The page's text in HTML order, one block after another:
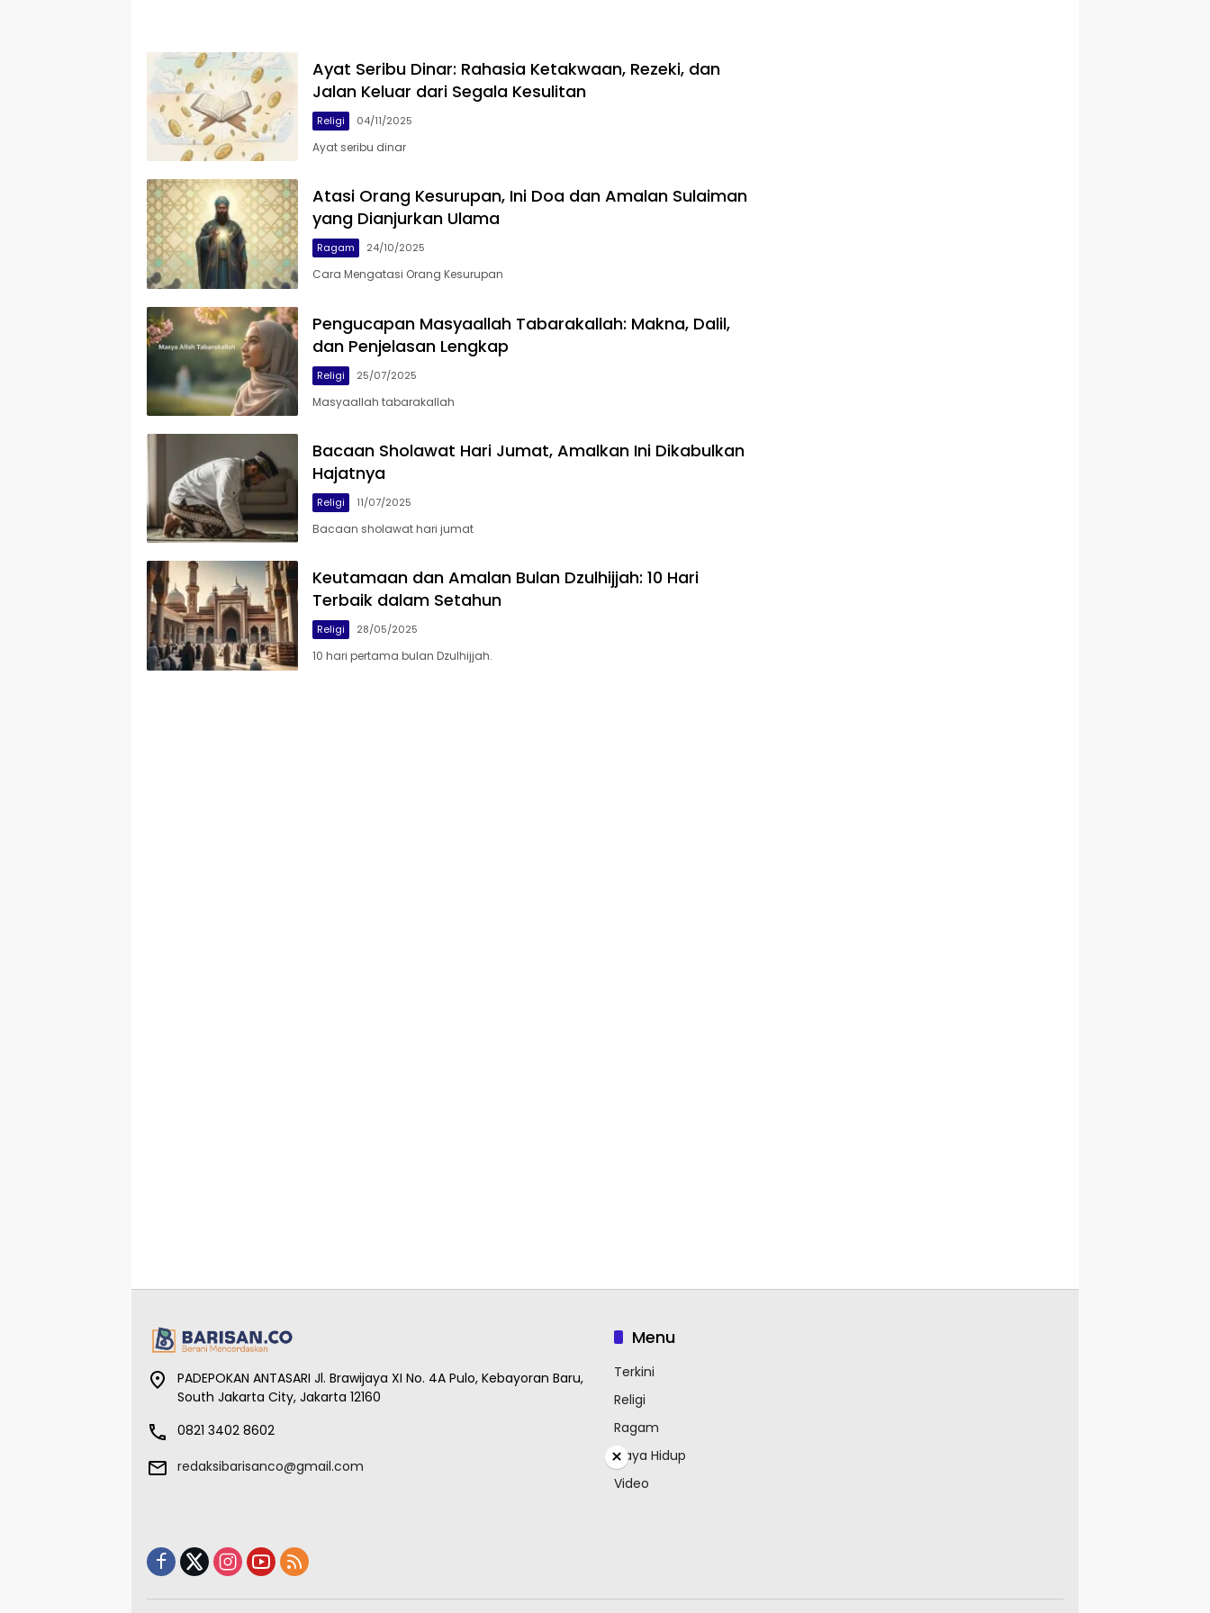
Ayat Seribu Dinar: Rahasia Ketakwaan, Rezeki, dan
Jalan Keluar dari Segala Kesulitan
Religi 04/11/2025
Ayat seribu dinar
Atasi Orang Kesurupan, Ini Doa dan Amalan Sulaiman
yang Dianjurkan Ulama
Ragam 24/10/2025
Cara Mengatasi Orang Kesurupan
Pengucapan Masyaallah Tabarakallah: Makna, Dalil,
dan Penjelasan Lengkap
Religi 25/07/2025
Masyaallah tabarakallah
Bacaan Sholawat Hari Jumat, Amalkan Ini Dikabulkan
Hajatnya
Religi 11/07/2025
Bacaan sholawat hari jumat
Keutamaan dan Amalan Bulan Dzulhijjah: 10 Hari
Terbaik dalam Setahun
Religi 28/05/2025
10 hari pertama bulan Dzulhijjah.
PADEPOKAN ANTASARI Jl. Brawijaya XI No. 4A Pulo, Kebayoran Baru,
South Jakarta City, Jakarta 12160
0821 3402 8602
redaksibarisanco@gmail.com
Menu
Terkini
Religi
Ragam
Gaya Hidup
Video
×